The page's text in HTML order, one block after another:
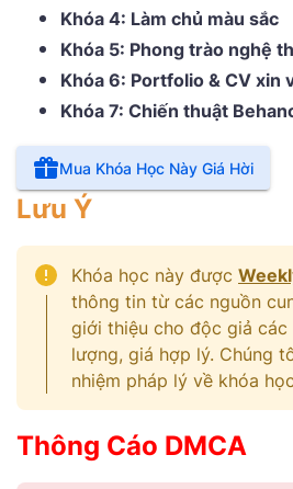
Khóa 4: Làm chủ màu sắc
Khóa 5: Phong trào nghệ
Khóa 6: Portfolio & CV xin
Khóa 7: Chiến thuật
Mua Khóa Học Này Giá Hời
Lưu Ý
Khóa học này được
thông tin từ các nguồn
giới thiệu cho độc giả các
lượng, giá hợp lý. Chúng
nhiệm pháp lý về khóa
Thông Cáo DMCA